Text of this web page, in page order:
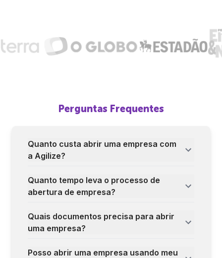
Perguntas Frequentes
Quanto custa abrir uma empresa com
a Agilize?
Quanto tempo leva o processo de
abertura de empresa?
Quais documentos precisa para abrir
uma empresa?
Posso abrir uma empresa usando meu